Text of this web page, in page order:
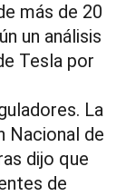
más de 20
un análisis
Tesla por
La
Nacional de
dijo que
de